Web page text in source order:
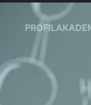
PROFIL